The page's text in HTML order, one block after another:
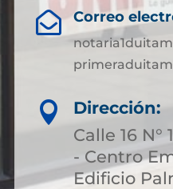
 Correo

Dirección:
Calle 16 N°
- Centro
Edificio